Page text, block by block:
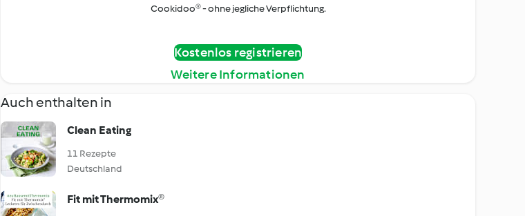
Cookidoo® - ohne jegliche Verpflichtung.
Kostenlos registrieren
Weitere Informationen
Auch enthalten in
Clean Eating
11 Rezepte
Deutschland
Fit mit Thermomix®